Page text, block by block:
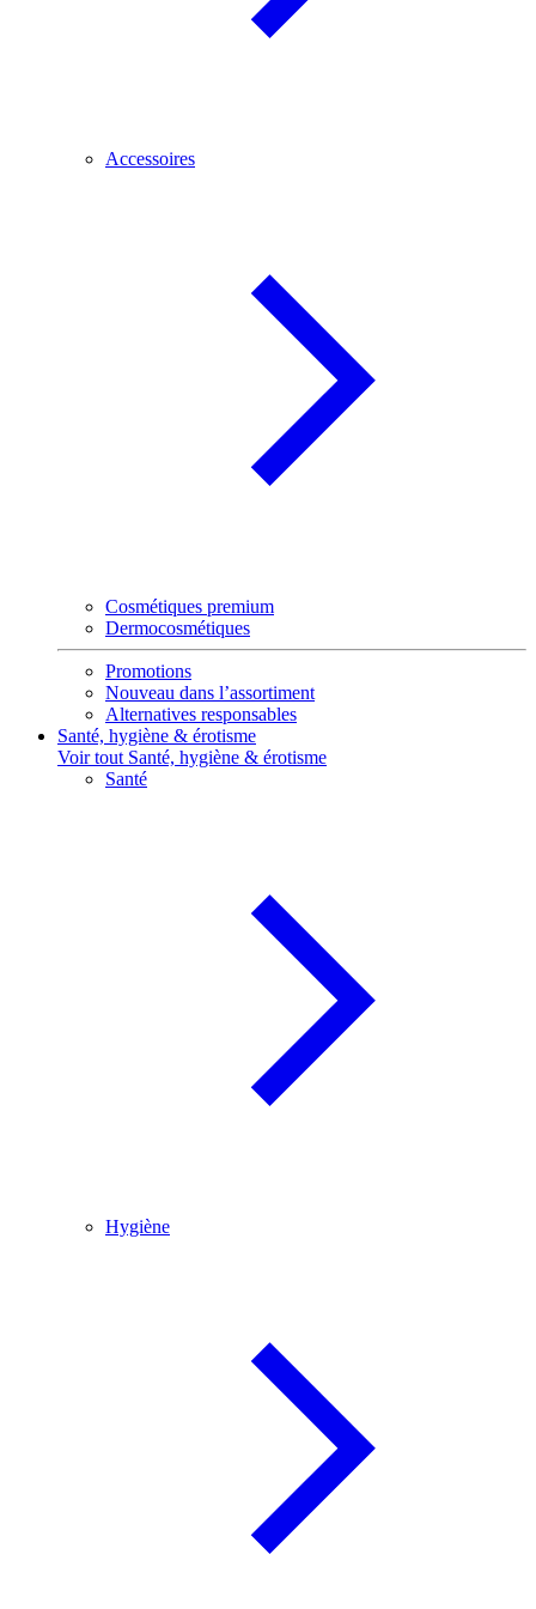
Accessoires
Cosmétiques premium
Dermocosmétiques
Promotions
Nouveau dans l’assortiment
Alternatives responsables
Santé, hygiène & érotisme
Voir tout Santé, hygiène & érotisme
Santé
Hygiène